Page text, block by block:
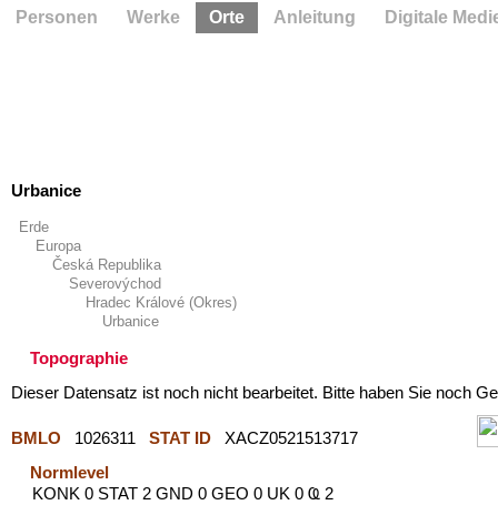
Urbanice
Erde
Europa
Česká Republika
Severovýchod
Hradec Králové (Okres)
Urbanice
Topographie
Dieser Datensatz ist noch nicht bearbeitet. Bitte haben Sie noch
BMLO 1026311 STAT ID
XACZ0521513717
Normlevel
KONK 0 STAT 2 GND 0 GEO 0 UK 0 Ҩ 2
Personen Werke Orte Anleitung Digitale